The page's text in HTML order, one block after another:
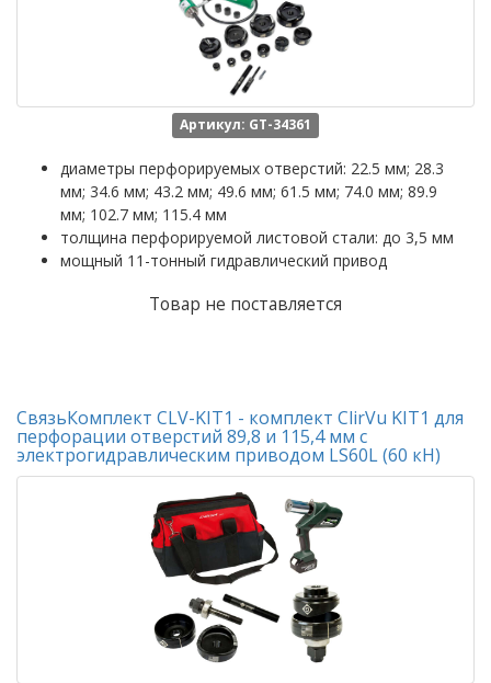
Артикул: GT-34361
диаметры перфорируемых отверстий: 22.5 мм; 28.3
мм; 34.6 мм; 43.2 мм; 49.6 мм; 61.5 мм; 74.0 мм; 89.9
мм; 102.7 мм; 115.4 мм
толщина перфорируемой листовой стали: до 3,5 мм
мощный 11-тонный гидравлический привод
Товар не поставляется
СвязьКомплект CLV-KIT1 - комплект ClirVu KIT1 для
перфорации отверстий 89,8 и 115,4 мм с
электрогидравлическим приводом LS60L (60 кН)